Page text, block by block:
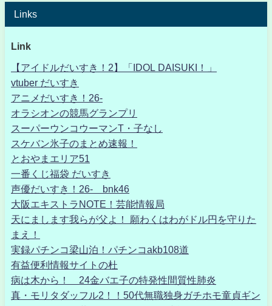
Links
Link
【アイドルだいすき！2】「IDOL DAISUKI！」
vtuber だいすき
アニメだいすき！26-
オラシオンの競馬グランプリ
スーパーウンコウーマンT・子なし
スケバン氷子のまとめ速報！
とおやまエリア51
一番くじ福袋 だいすき
声優だいすき！26- bnk46
大阪エキストラNOTE！芸能情報局
天にまします我らが父よ！ 願わくはわがドル円を守りた
まえ！
実録パチンコ梁山泊！パチンコakb108道
有益便利情報サイトの杜
病は木から！ 24金バエ子の特発性間質性肺炎
真・モリタダッフル2！！50代無職独身ガチホモ童貞ギン